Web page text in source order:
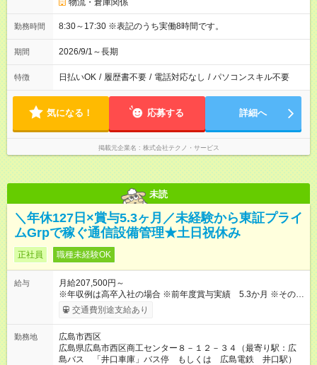
物流・倉庫関係
勤務時間 8:30～17:30 ※表記のうち実働8時間です。
期間 2026/9/1～長期
特徴 日払いOK / 履歴書不要 / 電話対応なし / パソコンスキル不要
気になる！ 応募する 詳細へ
掲載元企業名 株式会社テクノ・サービス
未読
＼年休127日×賞与5.3ヶ月／未経験から東証プライ
ムGrpで稼ぐ通信設備管理★土日祝休み
正社員 職種未経験OK
給与
月給207,500円～
※年収例は高卒入社の場合 ※前年度賞与実績 5.3か月 ※その他
の手当 ・主任手当（能力・経験により） 11,000円 ・世帯手
当（扶養家族がある場合） 14,500円～ 【試用期間】試用期間
です。
交通費別途支給あり
勤務地
広島市西区
広島県広島市西区商工センター８－１２－３４（最寄り駅：広
島バス 「井口車庫」バス停 もしくは 広島電鉄 井口駅）